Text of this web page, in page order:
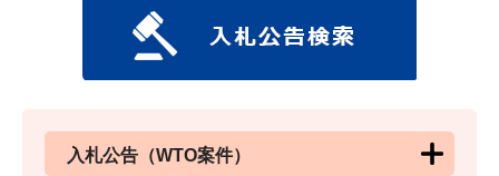
入札公告（WTO案件）